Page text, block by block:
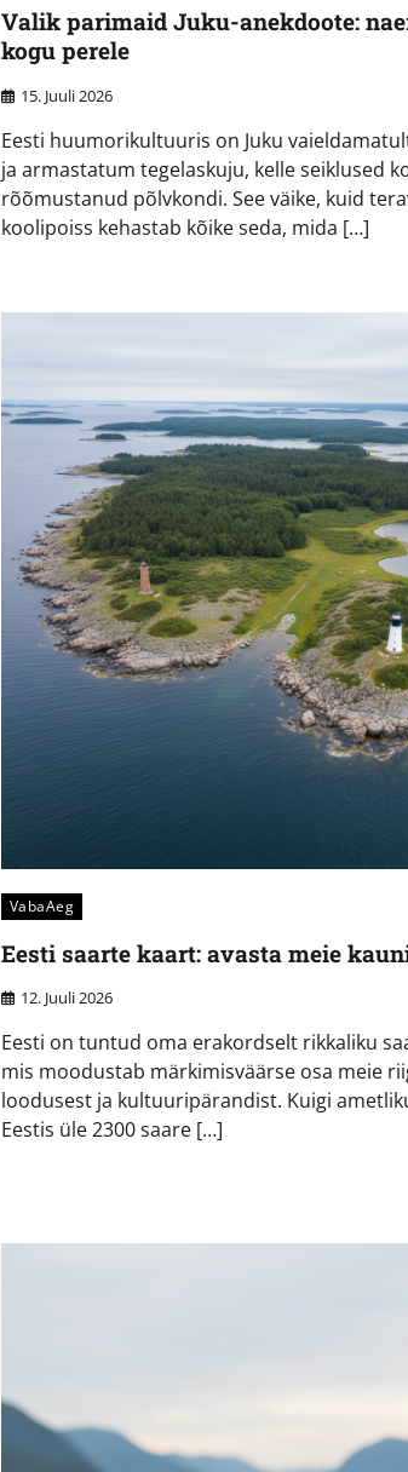
Valik parimaid Juku-anekdoote:
kogu perele
15. Juuli 2026
Eesti huumorikultuuris on Juku
ja armastatum tegelaskuju, kelle seiklused
rõõmustanud põlvkondi. See väike, kuid
koolipoiss kehastab kõike seda, mida […]
VabaAeg
Eesti saarte kaart: avasta meie
12. Juuli 2026
Eesti on tuntud oma erakordselt rikkaliku
mis moodustab märkimisväärse osa meie
loodusest ja kultuuripärandist. Kuigi
Eestis üle 2300 saare […]